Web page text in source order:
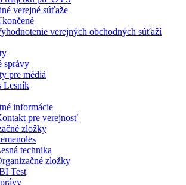
verejné súťaže
verejných obchodných súťaží
správy
pre médiá
Lesník
informácie
pre verejnosť
zložky
technika
zložky
Test